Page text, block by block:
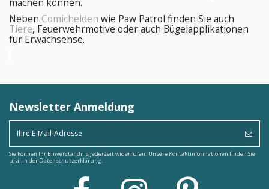
machen können.
Neben Comichelden wie Paw Patrol finden Sie auch
Tiere, Feuerwehrmotive oder auch Bügelapplikationen
für Erwachsense.
Newsletter Anmeldung
Sie können Ihr Einverständnis jederzeit widerrufen. Unsere Kontaktinformationen finden Sie
u. a. in der Datenschutzerklärung.